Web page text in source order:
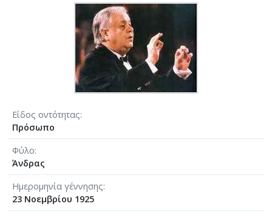
Είδος οντότητας
Πρόσωπο
Φύλο
Άνδρας
Ημερομηνία γέννησης
23 Νοεμβρίου 1925